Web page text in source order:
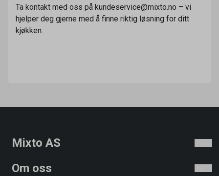
Ta kontakt med oss på kundeservice@mixto.no – vi
hjelper deg gjerne med å finne riktig løsning for ditt
kjøkken.
Mixto AS
Om oss